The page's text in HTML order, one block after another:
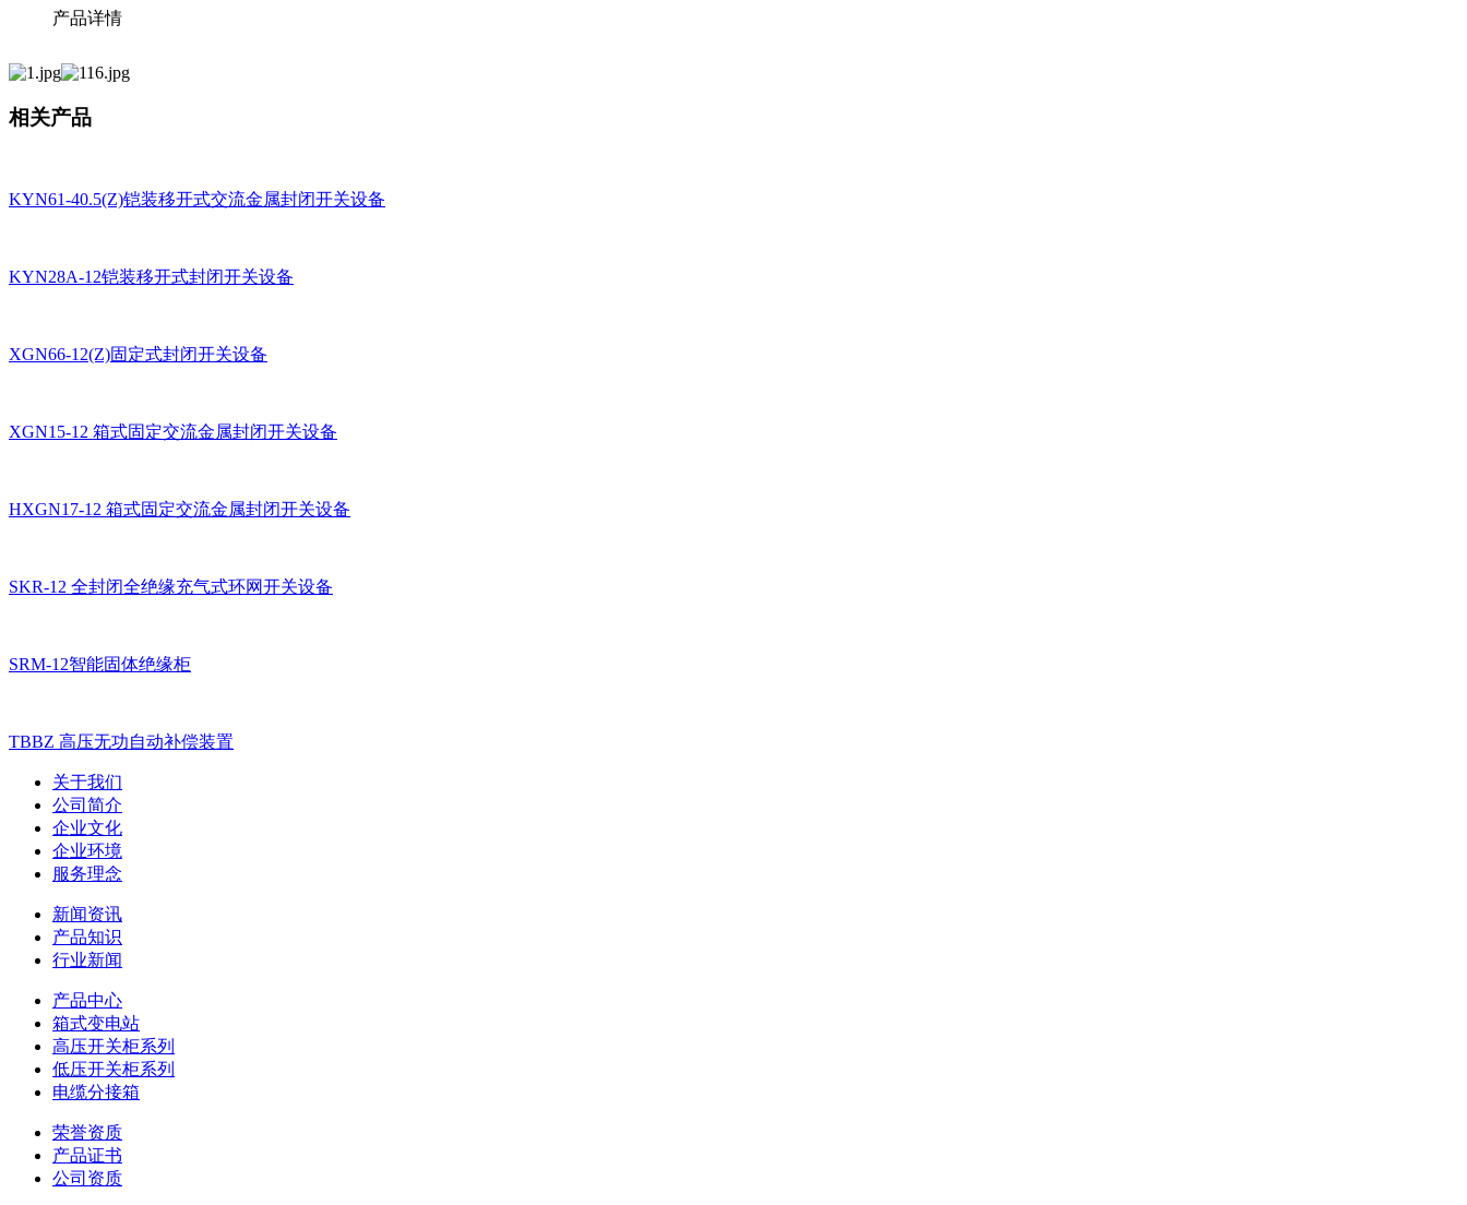
产品详情
相关产品
KYN61-40.5(Z)铠装移开式交流金属封闭开关设备
KYN28A-12铠装移开式封闭开关设备
XGN66-12(Z)固定式封闭开关设备
XGN15-12 箱式固定交流金属封闭开关设备
HXGN17-12 箱式固定交流金属封闭开关设备
SKR-12 全封闭全绝缘充气式环网开关设备
SRM-12智能固体绝缘柜
TBBZ 高压无功自动补偿装置
关于我们
公司简介
企业文化
企业环境
服务理念
新闻资讯
产品知识
行业新闻
产品中心
箱式变电站
高压开关柜系列
低压开关柜系列
电缆分接箱
荣誉资质
产品证书
公司资质